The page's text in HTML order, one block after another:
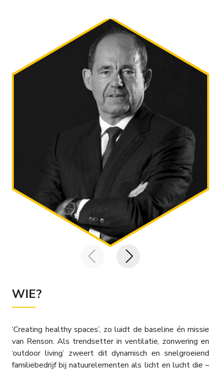
WIE?
‘Creating healthy spaces’, zo luidt de baseline én missie
van Renson. Als trendsetter in ventilatie, zonwering en
‘outdoor living’ zweert dit dynamisch en snelgroeiend
familiebedrijf bij natuurelementen als licht en lucht die –